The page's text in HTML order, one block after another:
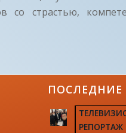
со страстью,
ПОСЛЕДНИЕ
РЕПОРТАЖ